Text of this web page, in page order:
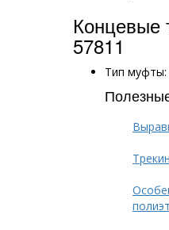
57811
Тип муфты: